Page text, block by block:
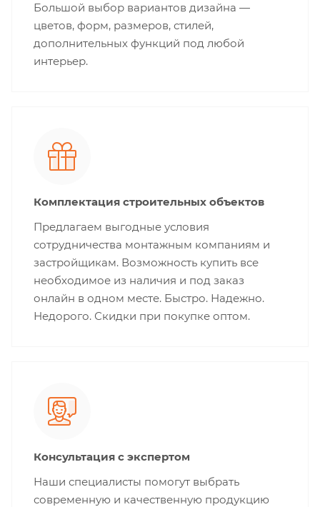
Большой выбор вариантов дизайна —
цветов, форм, размеров, стилей,
дополнительных функций под любой
интерьер.
Комплектация строительных объектов
Предлагаем выгодные условия
сотрудничества монтажным компаниям и
застройщикам. Возможность купить все
необходимое из наличия и под заказ
онлайн в одном месте. Быстро. Надежно.
Недорого. Скидки при покупке оптом.
Консультация с экспертом
Наши специалисты помогут выбрать
современную и качественную продукцию